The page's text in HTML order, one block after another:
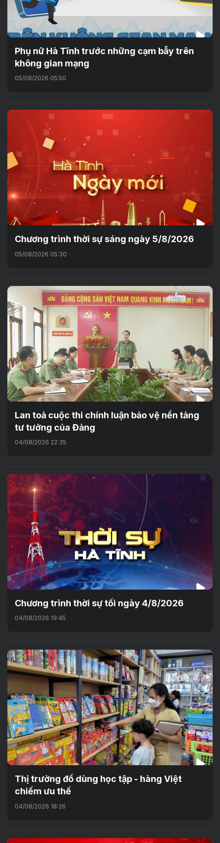
Phụ nữ Hà Tĩnh trước những cạm bẫy trên
không gian mạng
05/08/2026 05:50
Chương trình thời sự sáng ngày 5/8/2026
05/08/2026 05:30
Lan toả cuộc thi chính luận bảo vệ nền tảng
tư tưởng của Đảng
04/08/2026 22:35
Chương trình thời sự tối ngày 4/8/2026
04/08/2026 19:45
Thị trường đồ dùng học tập - hàng Việt
chiếm ưu thế
04/08/2026 18:26